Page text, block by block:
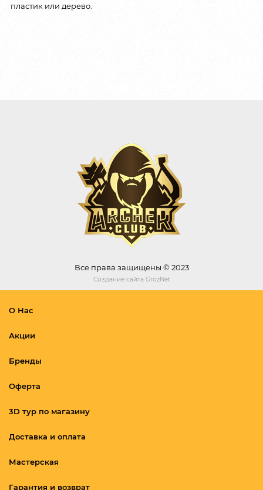
пластик или дерево.
Все права защищены © 2023
Создание сайта GrozNet
О Нас
Акции
Бренды
Оферта
3D тур по магазину
Доставка и оплата
Мастерская
Гарантия и возврат